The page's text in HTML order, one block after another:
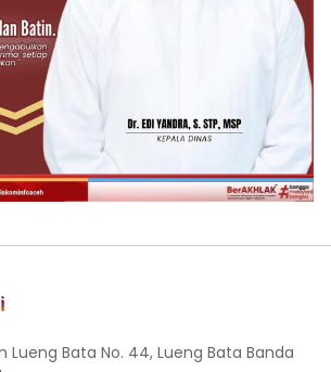
Lueng Bata No. 44, Lueng Bata Banda